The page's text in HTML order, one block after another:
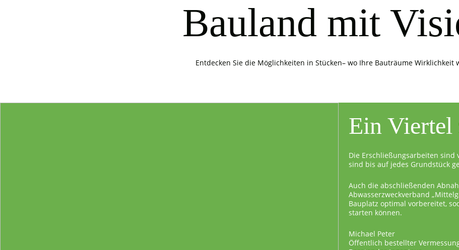
Bauland mit
Entdecken Sie die Möglichkeiten in Stücken– wo Ihre Bauträume Wirklichkeit
Ein Viertel
Die Erschließungsarbeiten sind
sind bis auf jedes Grundstück
Auch die abschließenden
Abwasserzweckverband
Bauplatz optimal vorbereitet,
starten können.
Michael Peter
Öffentlich bestellter